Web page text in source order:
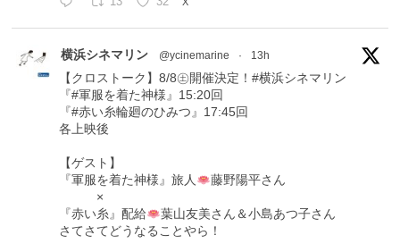
横浜シネマリン @ycinemarine · 13h
【クロストーク】8/8㊏開催決定！#横浜シネマリン
『#軍服を着た神様』15:20回
『#赤い糸輪廻のひみつ』17:45回
各上映後
【ゲスト】
『軍服を着た神様』旅人
藤野陽平さん
×
『赤い糸』配給
葉山友美さん＆小島あつ子さん
さてさてどうなることやら！